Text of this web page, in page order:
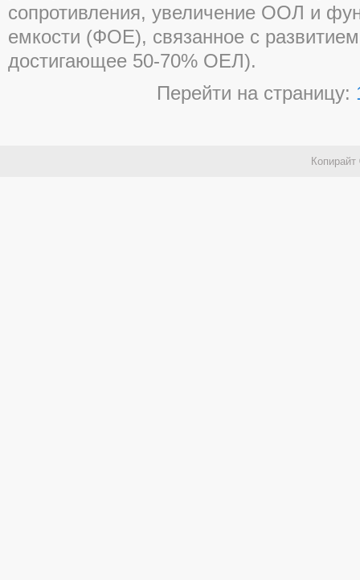
сопротивления, увеличение ООЛ и
емкости (ФОЕ), связанное с
достигающее 50-70% ОЕЛ).
Перейти на страницу: